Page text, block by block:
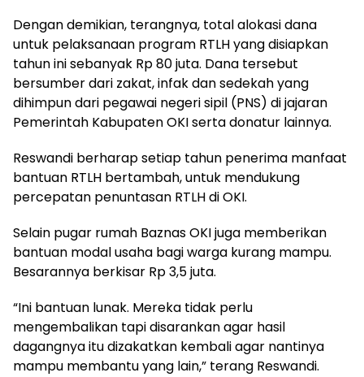
Dengan demikian, terangnya, total alokasi dana
untuk pelaksanaan program RTLH yang disiapkan
tahun ini sebanyak Rp 80 juta. Dana tersebut
bersumber dari zakat, infak dan sedekah yang
dihimpun dari pegawai negeri sipil (PNS) di jajaran
Pemerintah Kabupaten OKI serta donatur lainnya.
Reswandi berharap setiap tahun penerima manfaat
bantuan RTLH bertambah, untuk mendukung
percepatan penuntasan RTLH di OKI.
Selain pugar rumah Baznas OKI juga memberikan
bantuan modal usaha bagi warga kurang mampu.
Besarannya berkisar Rp 3,5 juta.
“Ini bantuan lunak. Mereka tidak perlu
mengembalikan tapi disarankan agar hasil
dagangnya itu dizakatkan kembali agar nantinya
mampu membantu yang lain,” terang Reswandi.